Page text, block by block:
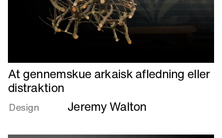
Læs
mere
om
At
gennemskue
At gennemskue arkaisk afledning eller
distraktion
Design Jeremy Walton